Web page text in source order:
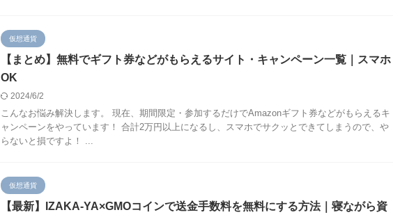
仮想通貨
【まとめ】無料でギフト券などがもらえるサイト・キャンペーン一覧｜スマホ
OK
2024/6/2
こんなお悩み解決します。 現在、期間限定・参加するだけでAmazonギフト券などがもらえるキ
ャンペーンをやっています！ 合計2万円以上になるし、スマホでサクッとできてしまうので、や
らないと損ですよ！ ...
仮想通貨
【最新】IZAKA-YA×GMOコインで送金手数料を無料にする方法｜寝ながら資